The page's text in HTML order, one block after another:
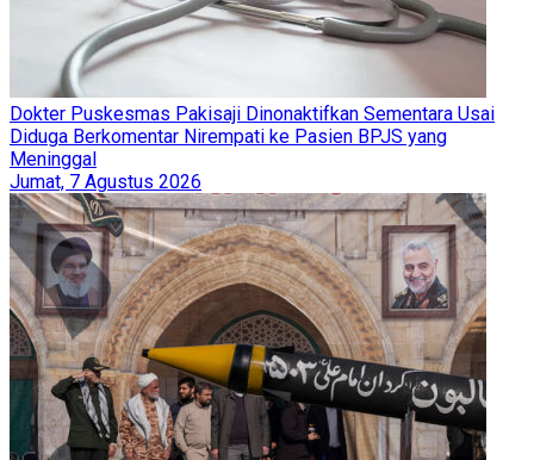
Dokter Puskesmas Pakisaji Dinonaktifkan Sementara Usai
Diduga Berkomentar Nirempati ke Pasien BPJS yang
Meninggal
Jumat, 7 Agustus 2026